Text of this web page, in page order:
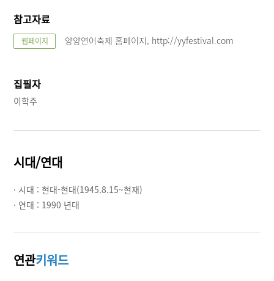
참고자료
웹페이지 양양연어축제 홈페이지, http://yyfestival.com
집필자
이학주
시대/연대
· 시대 :현대-현대(1945.8.15~현재)
· 연대 : 1990 년대
연관키워드